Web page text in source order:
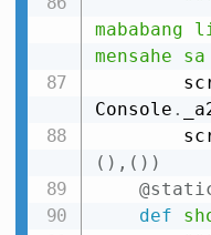
mababang
mensahe
Console .
( ) , ( ) )
def